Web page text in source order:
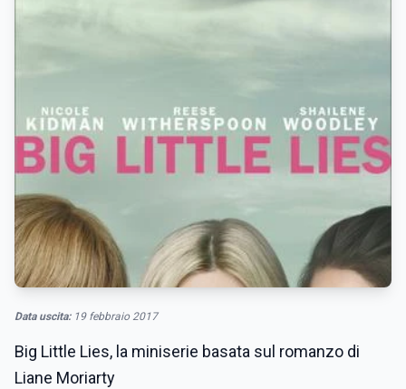
Data uscita:19 febbraio 2017
Big Little Lies, la miniserie basata sul romanzo di
Liane Moriarty